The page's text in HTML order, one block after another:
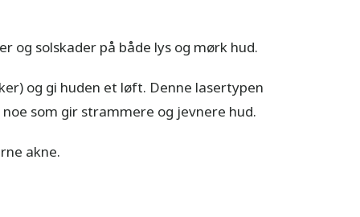
solskader på både lys og mørk hud.
og gi huden et løft. Denne lasertypen
som gir strammere og jevnere hud.
akne.